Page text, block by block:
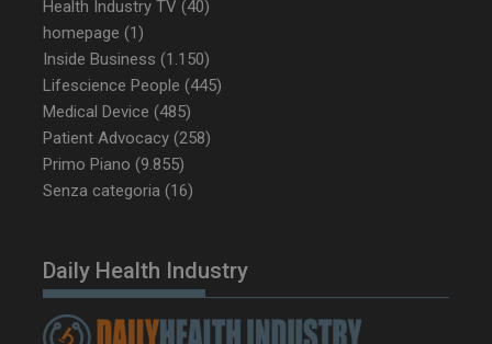
Health Industry TV (40)
homepage (1)
Inside Business (1.150)
Lifescience People (445)
Medical Device (485)
Patient Advocacy (258)
Primo Piano (9.855)
Senza categoria (16)
Daily Health Industry
NOME
__Secure-ROLLOUT_TOKEN
tracking-sites-ironfish-
tracking-named-enable